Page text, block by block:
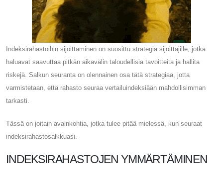
Indeksirahastoihin sijoittaminen on suosittu strategia sijoittajille, jotka
haluavat saavuttaa pitkän aikavälin taloudellisia tavoitteita ja hallita
riskejä. Salkun seuranta on olennainen osa tätä strategiaa, jotta
varmistetaan, että rahasto seuraa vertailuindeksiään mahdollisimman
tarkasti.
Tässä on joitain avainkohtia, jotka tulee pitää mielessä, kun seuraat
indeksirahastosalkkuasi.
INDEKSIRAHASTOJEN YMMÄRTÄMINEN